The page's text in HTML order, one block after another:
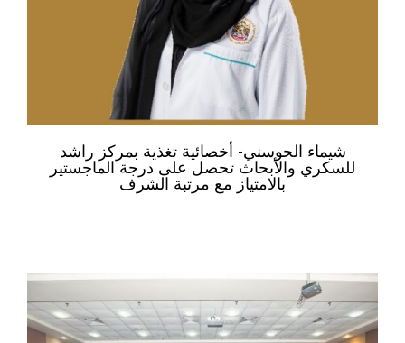
شيماء الحوسني- أخصائية تغذية بمركز راشد
للسكري والأبحاث تحصل على درجة الماجستير
بالامتياز مع مرتبة الشرف